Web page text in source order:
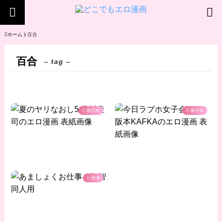
ホーム 百合
百合 – tag –
単行本 単行本
作者